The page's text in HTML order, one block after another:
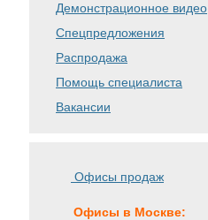
Демонстрационное видео
Спецпредложения
Распродажа
Помощь специалиста
Вакансии
Офисы продаж
Офисы в Москве: